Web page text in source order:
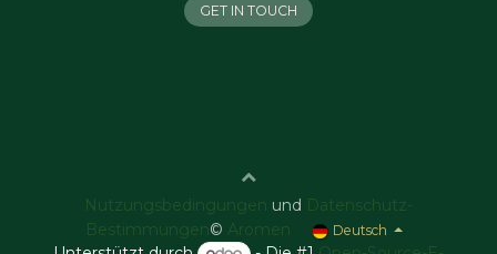
GET IN TOUCH
Nutzungsbedingungen und
Datenschutz-
Bestimmungen © Aromen Deutsch